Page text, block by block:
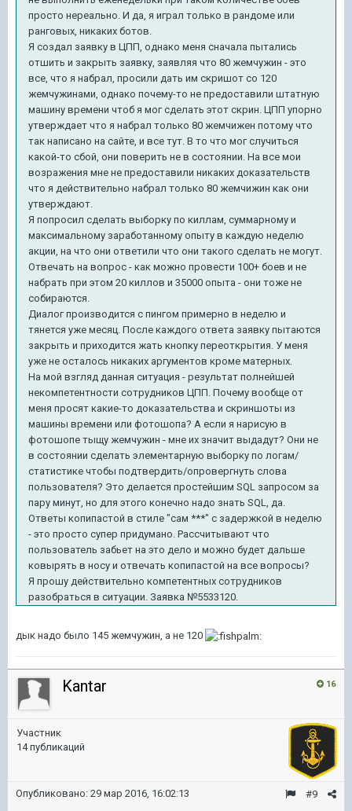
просто нереально. И да, я играл только в рандоме или
ранговых, никаких ботов.
Я создал заявку в ЦПП, однако меня сначала пытались
отшить и закрыть заявку, заявляя что 80 жемчужин - это
все, что я набрал, просили дать им скришот со 120
жемчужинами, однако почему-то не предоставили штатную
машину времени чтоб я мог сделать этот скрин. ЦПП упорно
утверждает что я набрал только 80 жемчижен потому что
так написано на сайте, и все тут. В то что мог случиться
какой-то сбой, они поверить не в состоянии. На все мои
возражения мне не предоставили никаких доказательств
что я действительно набрал только 80 жемчижин как они
утверждают.
Я попросил сделать выборку по киллам, суммарному и
максимальному заработанному опыту в каждую неделю
акции, на что они ответили что они такого сделать не могут.
Отвечать на вопрос - как можно провести 100+ боев и не
набрать при этом 20 киллов и 35000 опыта - они тоже не
собираются.
Диалог производится с пингом примерно в неделю и
тянется уже месяц. После каждого ответа заявку пытаются
закрыть и приходится жать кнопку переоткрытия. У меня
уже не осталось никаких аргументов кроме матерных.
На мой взгляд данная ситуация - результат полнейшей
некомпетентности сотрудников ЦПП. Почему вообще от
меня просят какие-то доказательства и скриншоты из
машины времени или фотошопа? А если я нарисую в
фотошопе тыщу жемчужин - мне их значит выдадут? Они не
в состоянии сделать элементарную выборку по логам/
статистике чтобы подтвердить/опровергнуть слова
пользователя? Это делается простейшим SQL запросом за
пару минут, но для этого конечно надо знать SQL, да.
Ответы копипастой в стиле "сам ***" с задержкой в неделю
- это просто супер придумано. Рассчитывают что
пользователь забьет на это дело и можно будет дальше
ковырять в носу и отвечать копипастой на все вопросы?
Я прошу действительно компетентных сотрудников
разобраться в ситуации. Заявка №5533120.
дык надо было 145 жемчужин, а не 120
16
Kantar
Участник
14 публикаций
#9
Опубликовано: 29 мар 2016, 16:02:13